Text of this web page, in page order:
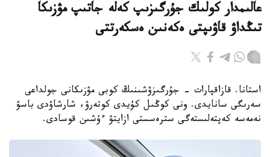
عالىمدار كولىك جۇرگىزىپ كەلە جاتىپ مۋزىكا
تىڭداۋ قاۋىپتى ەكەنىن ەسكەرتتى
استانا. قازاقپارات - جۇرگىزۋشىنىڭ كوبى مۋزىكانى جولداعى
سەرىگى سانايدى. ونى كوڭىل كۇيدى كوتەرۋ، شارشاۋدى باسۋ
نەمەسە كەپتەلىستەگى سترەسستى ازايتۋ ءۇشىن قوسادى.